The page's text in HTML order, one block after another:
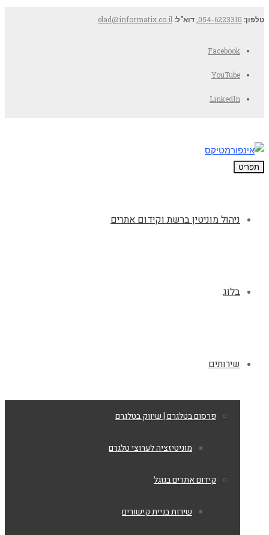
טלפון: 054-6223310 דוא"ל: elad@informatix.co.il
Facebook
YouTube
LinkedIn
תפריט
ניהול מוניטין ברשת וקידום אתרים
בלוג
שירותים
פרסום בטלגרם | שיווק בטלגרם
מוניטיזציה לערוצי טלגרם
קידום אתרים בגוגל
שירות בניית קישורים